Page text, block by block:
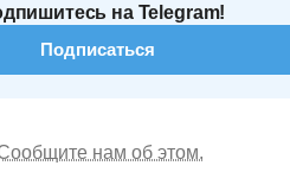
на Telegram!
Подписаться
нам об этом.